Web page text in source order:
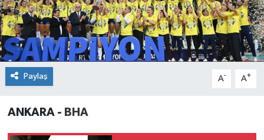
Paylaş A- A+
ANKARA - BHA